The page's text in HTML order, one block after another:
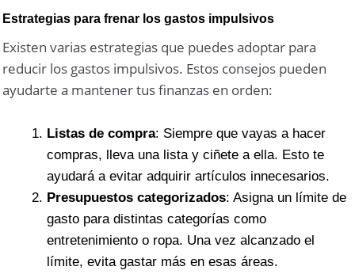
Estrategias para frenar los gastos impulsivos
Existen varias estrategias que puedes adoptar para
reducir los gastos impulsivos. Estos consejos pueden
ayudarte a mantener tus finanzas en orden:
Listas de compra: Siempre que vayas a hacer
compras, lleva una lista y ciñete a ella. Esto te
ayudará a evitar adquirir artículos innecesarios.
Presupuestos categorizados: Asigna un límite de
gasto para distintas categorías como
entretenimiento o ropa. Una vez alcanzado el
límite, evita gastar más en esas áreas.